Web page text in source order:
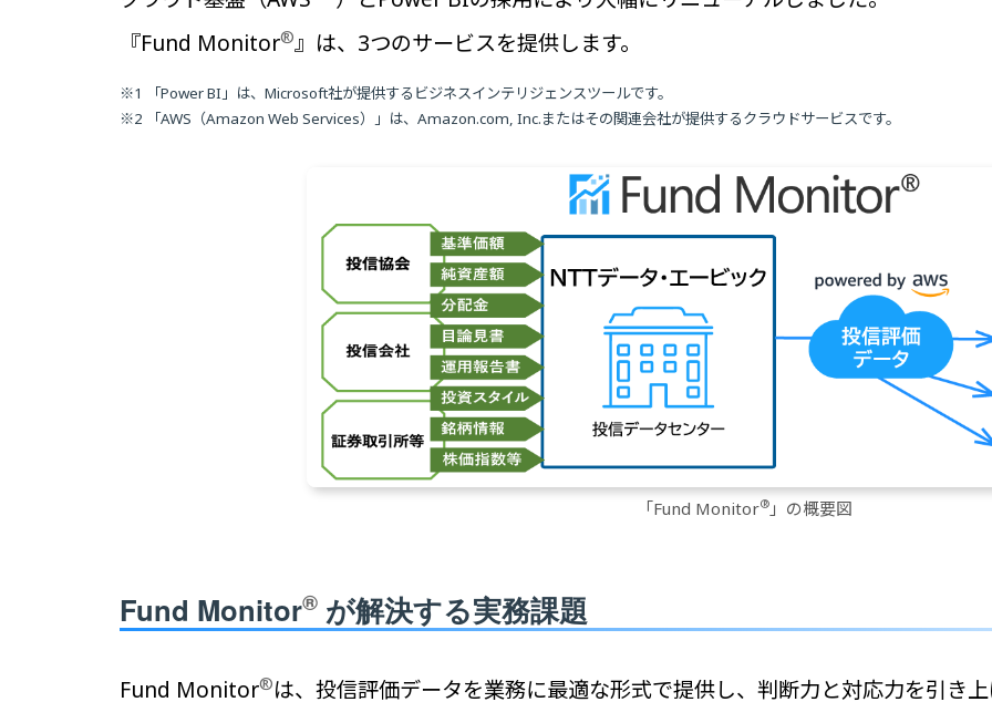
『Fund Monitor®』は、3つのサービスを提供します。
※1 「Power BI」は、Microsoft社が提供するビジネスインテリジェンスツールです。
※2 「AWS（Amazon Web Services）」は、Amazon.com, Inc.またはその関連会社が提供するクラウドサービスです。
「Fund Monitor®」の概要図
Fund Monitor®が解決する実務課題
Fund Monitor®は、投信評価データを業務に最適な形式で提供し、判断力と対応力を引き